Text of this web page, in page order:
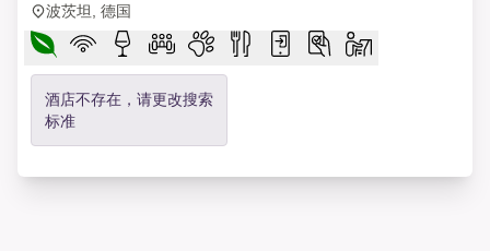
波茨坦, 德国
酒店不存在，请更改搜索
标准